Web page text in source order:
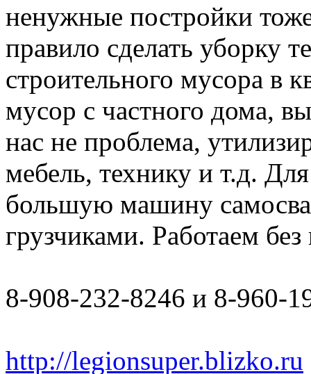
ненужные постройки
правило сделать уборку
строительного мусора в
мусор с частного дома,
нас не проблема,
мебель, технику и т.д.
большую машину
грузчиками. Работаем
8-908-232-8246 и 8-960-
http://legionsuper.blizko.ru